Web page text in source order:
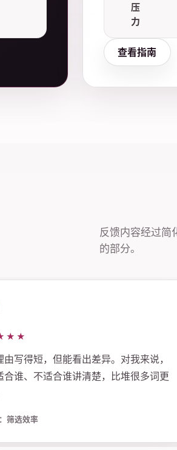
压
力
查看指南
反馈内容经过简
的部分。
由写得短，但能看出差异。对我来说，
合谁、不适合谁讲清楚，比堆很多词更
筛选效率